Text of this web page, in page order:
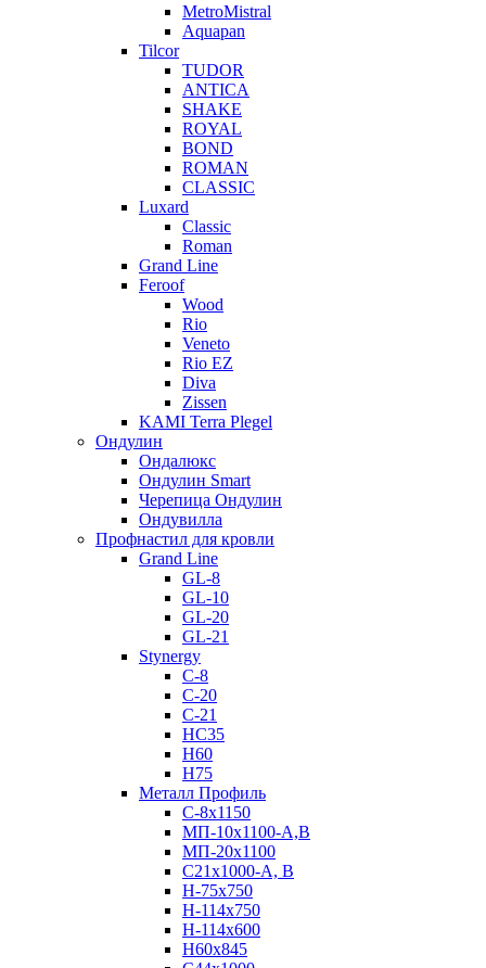
MetroMistral
Aquapan
Tilcor
TUDOR
ANTICA
SHAKE
ROYAL
BOND
ROMAN
CLASSIC
Luxard
Classic
Roman
Grand Line
Feroof
Wood
Rio
Veneto
Rio EZ
Diva
Zissen
KAMI Terra Plegel
Ондулин
Ондалюкс
Ондулин Smart
Черепица Ондулин
Ондувилла
Профнастил для кровли
Grand Line
GL-8
GL-10
GL-20
GL-21
Stynergy
C-8
C-20
C-21
НС35
Н60
H75
Металл Профиль
С-8х1150
МП-10x1100-А,В
МП-20х1100
С21х1000-А, В
H-75х750
Н-114х750
Н-114х600
Н60х845